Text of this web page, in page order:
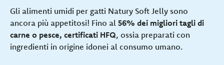
Gli alimenti umidi per gatti Natury Soft Jelly sono
ancora più appetitosi! Fino al 56% dei migliori tagli di
carne o pesce, certificati HFQ, ossia preparati con
ingredienti in origine idonei al consumo umano.